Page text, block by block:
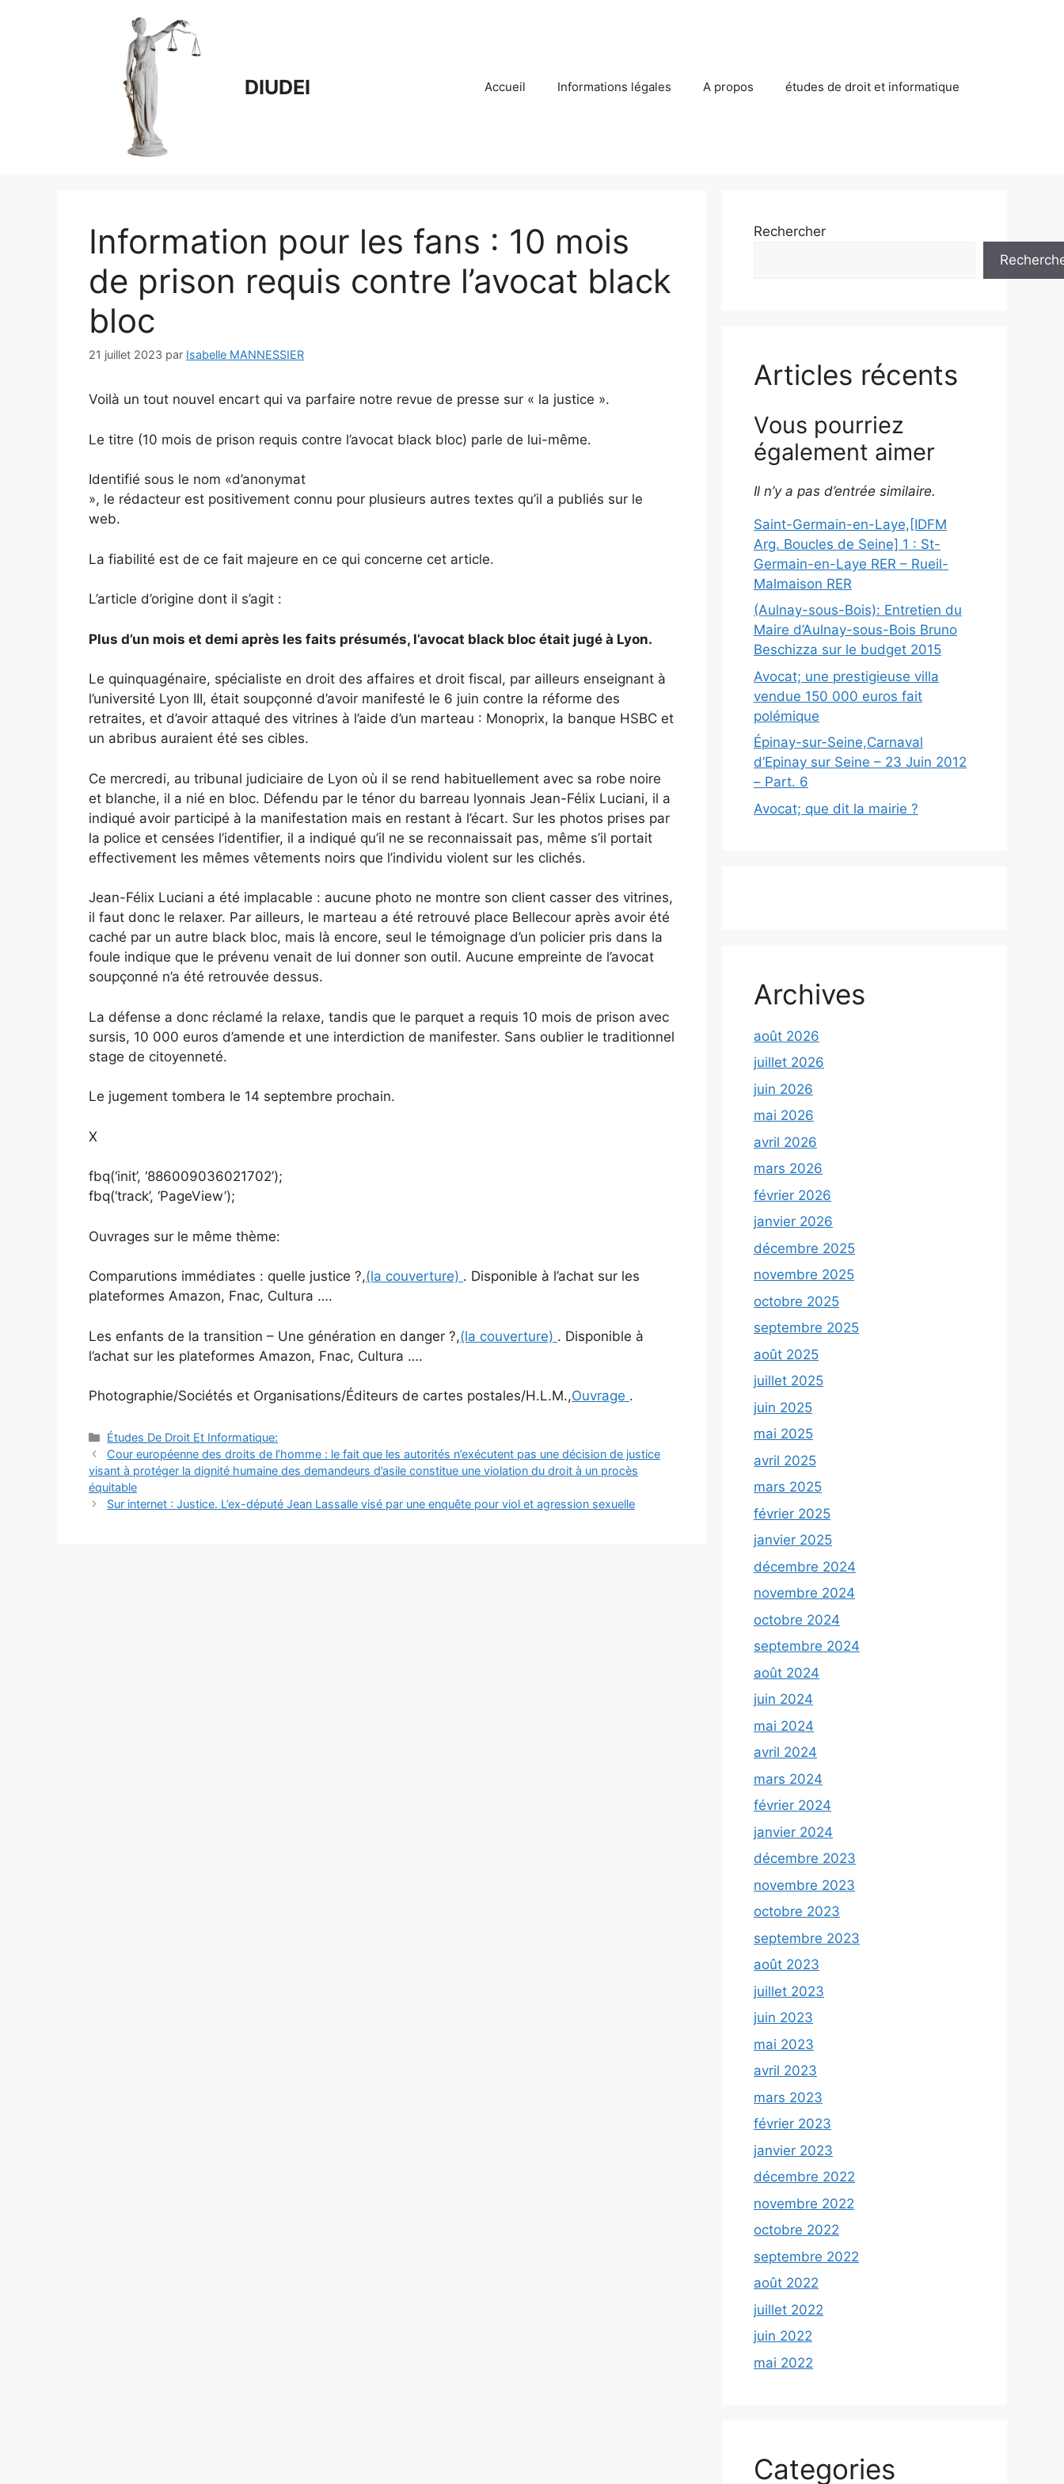
DIUDEI Accueil Informations légales A propos études de droit et informatique
Information pour les fans : 10 mois
de prison requis contre l’avocat black
bloc
21 juillet 2023 par Isabelle MANNESSIER
Voilà un tout nouvel encart qui va parfaire notre revue de presse sur « la justice ».
Le titre (10 mois de prison requis contre l’avocat black bloc) parle de lui-même.
Identifié sous le nom «d’anonymat
», le rédacteur est positivement connu pour plusieurs autres textes qu’il a publiés sur le
web.
La fiabilité est de ce fait majeure en ce qui concerne cet article.
L’article d’origine dont il s’agit :
Plus d’un mois et demi après les faits présumés, l’avocat black bloc était jugé à Lyon.
Le quinquagénaire, spécialiste en droit des affaires et droit fiscal, par ailleurs enseignant à
l’université Lyon III, était soupçonné d’avoir manifesté le 6 juin contre la réforme des
retraites, et d’avoir attaqué des vitrines à l’aide d’un marteau : Monoprix, la banque HSBC et
un abribus auraient été ses cibles.
Ce mercredi, au tribunal judiciaire de Lyon où il se rend habituellement avec sa robe noire
et blanche, il a nié en bloc. Défendu par le ténor du barreau lyonnais Jean-Félix Luciani, il a
indiqué avoir participé à la manifestation mais en restant à l’écart. Sur les photos prises par
la police et censées l’identifier, il a indiqué qu’il ne se reconnaissait pas, même s’il portait
effectivement les mêmes vêtements noirs que l’individu violent sur les clichés.
Jean-Félix Luciani a été implacable : aucune photo ne montre son client casser des vitrines,
il faut donc le relaxer. Par ailleurs, le marteau a été retrouvé place Bellecour après avoir été
caché par un autre black bloc, mais là encore, seul le témoignage d’un policier pris dans la
foule indique que le prévenu venait de lui donner son outil. Aucune empreinte de l’avocat
soupçonné n’a été retrouvée dessus.
La défense a donc réclamé la relaxe, tandis que le parquet a requis 10 mois de prison avec
sursis, 10 000 euros d’amende et une interdiction de manifester. Sans oublier le traditionnel
stage de citoyenneté.
Le jugement tombera le 14 septembre prochain.
X
fbq(‘init’, ‘886009036021702’);
fbq(‘track’, ‘PageView’);
Ouvrages sur le même thème:
Comparutions immédiates : quelle justice ?,(la couverture) . Disponible à l’achat sur les
plateformes Amazon, Fnac, Cultura ….
Les enfants de la transition – Une génération en danger ?,(la couverture) . Disponible à
l’achat sur les plateformes Amazon, Fnac, Cultura ….
Photographie/Sociétés et Organisations/Éditeurs de cartes postales/H.L.M.,Ouvrage .
Catégories
Études De Droit Et Informatique:
Navigation
des
articles
Cour européenne des droits de l’homme : le fait que les autorités n’exécutent pas une décision de justice
visant à protéger la dignité humaine des demandeurs d’asile constitue une violation du droit à un procès
équitable
Sur internet : Justice. L’ex-député Jean Lassalle visé par une enquête pour viol et agression sexuelle
Rechercher
Articles récents
Vous pourriez
également aimer
Il n’y a pas d’entrée similaire.
Saint-Germain-en-Laye,[IDFM
Arg. Boucles de Seine] 1 : St-
Germain-en-Laye RER – Rueil-
Malmaison RER
(Aulnay-sous-Bois): Entretien du
Maire d’Aulnay-sous-Bois Bruno
Beschizza sur le budget 2015
Avocat; une prestigieuse villa
vendue 150 000 euros fait
polémique
Épinay-sur-Seine,Carnaval
d’Epinay sur Seine – 23 Juin 2012
– Part. 6
Avocat; que dit la mairie ?
Archives
août 2026
juillet 2026
juin 2026
mai 2026
avril 2026
mars 2026
février 2026
janvier 2026
décembre 2025
novembre 2025
octobre 2025
septembre 2025
août 2025
juillet 2025
juin 2025
mai 2025
avril 2025
mars 2025
février 2025
janvier 2025
décembre 2024
novembre 2024
octobre 2024
septembre 2024
août 2024
juin 2024
mai 2024
avril 2024
mars 2024
février 2024
janvier 2024
décembre 2023
novembre 2023
octobre 2023
septembre 2023
août 2023
juillet 2023
juin 2023
mai 2023
avril 2023
mars 2023
février 2023
janvier 2023
décembre 2022
novembre 2022
octobre 2022
septembre 2022
août 2022
juillet 2022
juin 2022
mai 2022
Categories